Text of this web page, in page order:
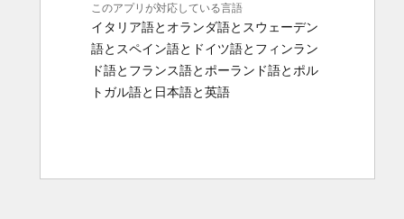
このアプリが対応している言語
イタリア語と オランダ語と スウェーデン
語と スペイン語と ドイツ語と フィンラン
ド語と フランス語とポーランド語とポル
トガル語と 日本語と英語